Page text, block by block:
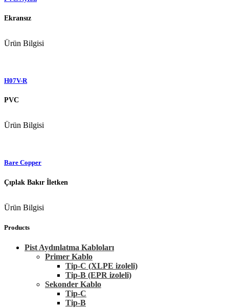
Ekransız
Ürün Bilgisi
H07V-R
PVC
Ürün Bilgisi
Bare Copper
Çıplak Bakır İletken
Ürün Bilgisi
Products
Pist Aydınlatma Kabloları
Primer Kablo
Tip-C (XLPE izoleli)
Tip-B (EPR izoleli)
Sekonder Kablo
Tip-C
Tip-B